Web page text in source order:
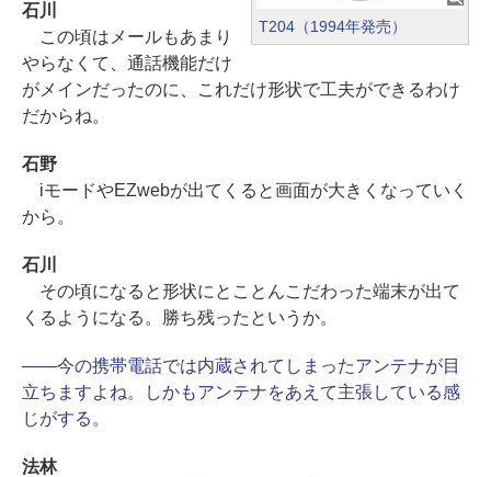
T204（1994年発売）
石川
この頃はメールもあまり
やらなくて、通話機能だけ
がメインだったのに、これだけ形状で工夫ができるわけ
だからね。
石野
iモードやEZwebが出てくると画面が大きくなっていく
から。
石川
その頃になると形状にとことんこだわった端末が出て
くるようになる。勝ち残ったというか。
――今の携帯電話では内蔵されてしまったアンテナが目
立ちますよね。しかもアンテナをあえて主張している感
じがする。
法林